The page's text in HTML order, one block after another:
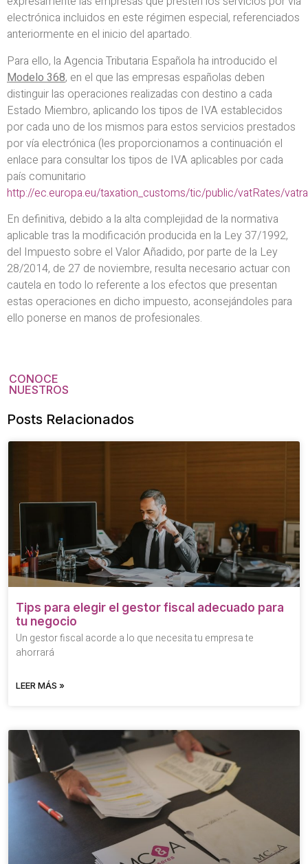
electrónica incluidos en este régimen especial, referenciados
anteriormente en el inicio del apartado.
Para ello, la Agencia Tributaria Española ha introducido el
Modelo 368, en el que las empresas españolas deben
distinguir las operaciones realizadas con destino a cada
Estado Miembro, aplicando los tipos de IVA establecidos
por cada uno de los mismos para estos servicios prestados
por vía electrónica (les proporcionamos a continuación el
enlace para consultar los tipos de IVA aplicables por cada
país comunitario
http://ec.europa.eu/taxation_customs/tic/public/vatRates/
En definitiva, debido a la alta complejidad de la normativa
aplicable tras la modificación producida en la Ley 37/1992,
del Impuesto sobre el Valor Añadido, por parte de la Ley
28/2014, de 27 de noviembre, resulta necesario actuar con
cautela en todo lo referente a los efectos que presentan
estas operaciones en dicho impuesto, aconsejándoles para
ello ponerse en manos de profesionales.
CONOCE
NUESTROS
Posts Relacionados
Tips para elegir el gestor fiscal adecuado para
tu negocio
Un gestor fiscal acorde a lo que necesita tu empresa te
ahorrará
LEER MÁS »